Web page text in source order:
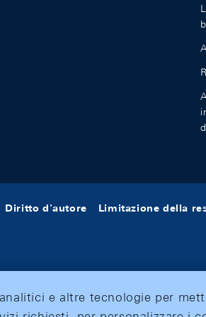
Diritto d'autore Limitazione della
e altre tecnologie per